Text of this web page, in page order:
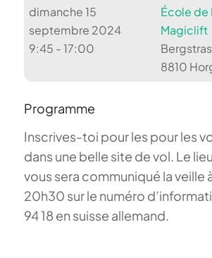
dimanche 15
septembre 2024
9:45 - 17:00
École de
Magiclift
8810
Programme
Inscrives-toi pour les pour les
dans une belle site de vol. Le
vous sera communiqué la veille
20h30 sur le numéro
94 18 en suisse allemand.